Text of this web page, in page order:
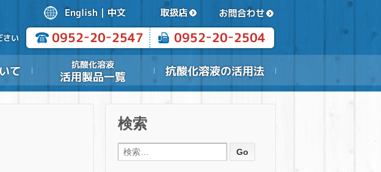
検索
検索: